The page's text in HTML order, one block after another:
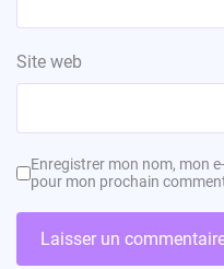
Site web
Enregistrer mon nom, mon
pour mon prochain